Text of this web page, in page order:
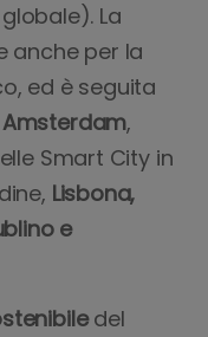
La
anche per la
ed è seguita
Amsterdam,
Smart City in
Lisbona,
e
del